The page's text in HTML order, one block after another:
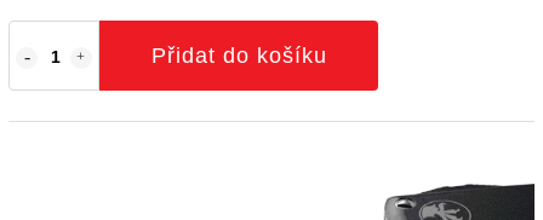
Přidat do košíku